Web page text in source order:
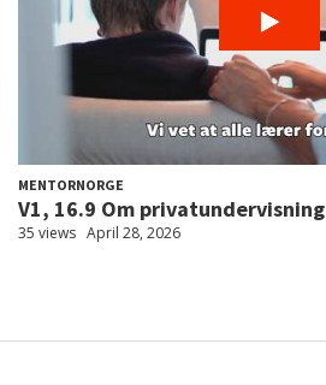
MENTORNORGE
V1, 16.9 Om privatundervisning
35 views April 28, 2026